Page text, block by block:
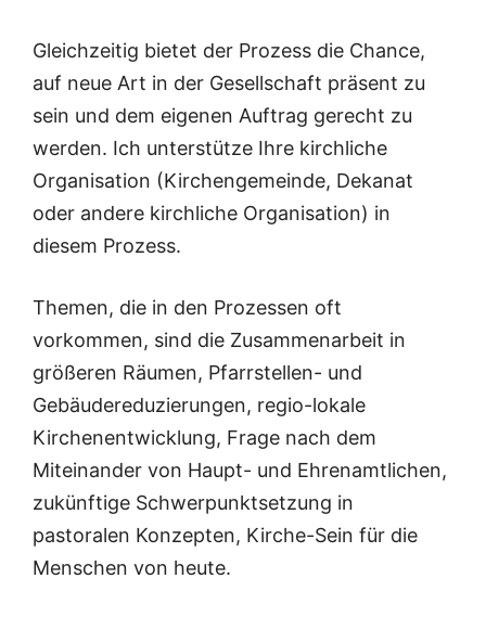
Gleichzeitig bietet der Prozess die Chance,
auf neue Art in der Gesellschaft präsent zu
sein und dem eigenen Auftrag gerecht zu
werden. Ich unterstütze Ihre kirchliche
Organisation (Kirchengemeinde, Dekanat
oder andere kirchliche Organisation) in
diesem Prozess.
Themen, die in den Prozessen oft
vorkommen, sind die Zusammenarbeit in
größeren Räumen, Pfarrstellen- und
Gebäudereduzierungen, regio-lokale
Kirchenentwicklung, Frage nach dem
Miteinander von Haupt- und Ehrenamtlichen,
zukünftige Schwerpunktsetzung in
pastoralen Konzepten, Kirche-Sein für die
Menschen von heute.